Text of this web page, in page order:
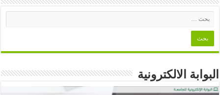
البوابة الالكترونية